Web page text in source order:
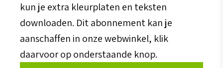
kun je extra kleurplaten en teksten
downloaden. Dit abonnement kan je
aanschaffen in onze webwinkel, klik
daarvoor op onderstaande knop.